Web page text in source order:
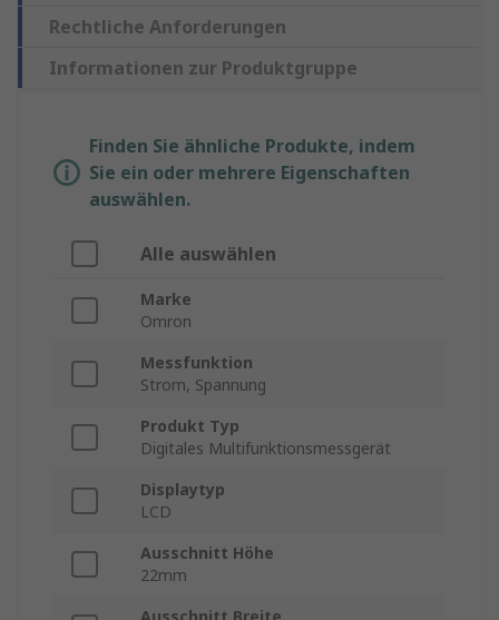
Rechtliche Anforderungen
Informationen zur Produktgruppe
Finden Sie ähnliche Produkte, indem
Sie ein oder mehrere Eigenschaften
auswählen.
Alle auswählen
Marke
Omron
Messfunktion
Strom, Spannung
Produkt Typ
Digitales Multifunktionsmessgerät
Displaytyp
LCD
Ausschnitt Höhe
22mm